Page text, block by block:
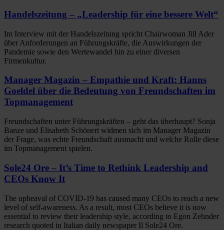
Handelszeitung – „Leadership für eine bessere Welt“
Im Interview mit der Handelszeitung spricht Chairwoman Jill Ader
über Anforderungen an Führungskräfte, die Auswirkungen der
Pandemie sowie den Wertewandel hin zu einer diversen
Firmenkultur.
Manager Magazin – Empathie und Kraft: Hanns
Goeldel über die Bedeutung von Freundschaften im
Topmanagement
Freundschaften unter Führungskräften – geht das überhaupt? Sonja
Banze und Elisabeth Schönert widmen sich im Manager Magazin
der Frage, was echte Freundschaft ausmacht und welche Rolle diese
im Topmanagement spielen.
Sole24 Ore – It’s Time to Rethink Leadership and
CEOs Know It
The upheaval of COVID-19 has caused many CEOs to reach a new
level of self-awareness. As a result, most CEOs believe it is now
essential to review their leadership style, according to Egon Zehnder
research quoted in Italian daily newspaper Il Sole24 Ore.